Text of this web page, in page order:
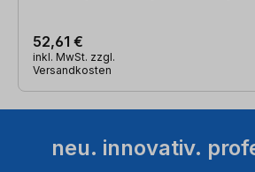
52,61 €
inkl. MwSt. zzgl.
Versandkosten
neu. innovativ.